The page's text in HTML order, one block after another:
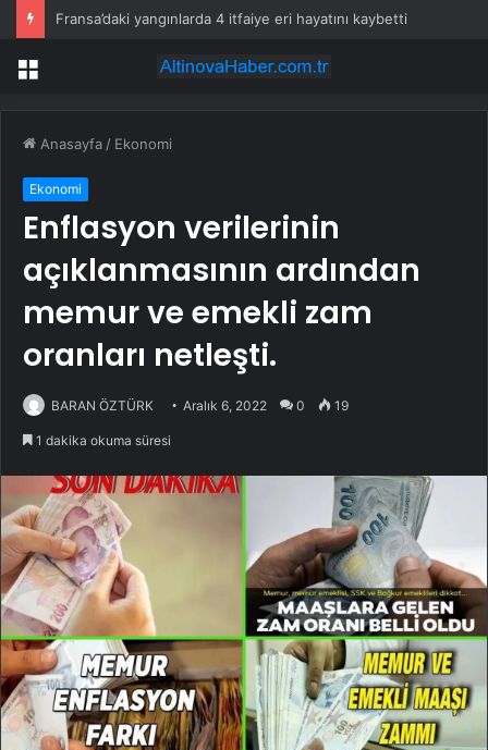
Fransa’daki yangınlarda 4 itfaiye eri hayatını kaybetti
Menü
Anasayfa / Ekonomi
Ekonomi
Enflasyon verilerinin
açıklanmasının ardından
memur ve emekli zam
oranları netleşti.
BARAN ÖZTÜRK Aralık 6, 2022 0 19
1 dakika okuma süresi